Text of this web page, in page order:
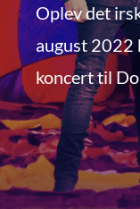
Oplev det
august 2022
koncert til